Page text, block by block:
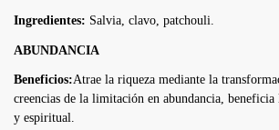
Ingredientes: Salvia, clavo, patchouli.
ABUNDANCIA
Beneficios:Atrae la riqueza mediante la
creencias de la limitación en abundancia,
y espiritual.